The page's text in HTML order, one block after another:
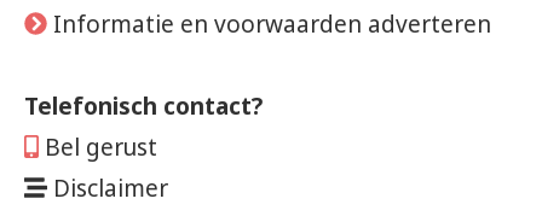
Informatie en voorwaarden adverteren
Telefonisch contact?
Bel gerust
Disclaimer